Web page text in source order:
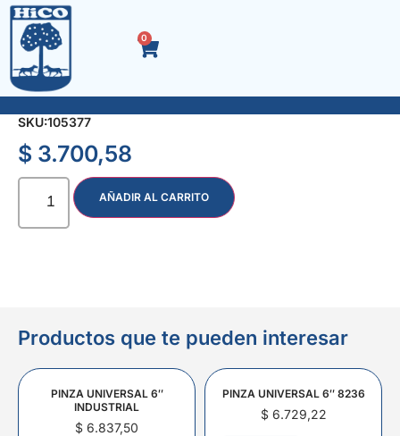
0
LLAVE ALLEN 5/16″
SKU:105377
$ 3.700,58
AÑADIR AL CARRITO
Productos que te pueden interesar
PINZA UNIVERSAL 6″
INDUSTRIAL
$ 6.837,50
PINZA UNIVERSAL 6″ 8236
$6.729,22